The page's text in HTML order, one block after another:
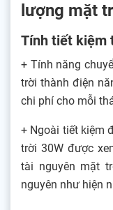
lượng mặt
Tính tiết kiệm
+ Tính năng
trời thành điện
chi phí cho mỗi
+ Ngoài tiết kiệm
trời 30W được
tài nguyên mặt
nguyên như hiện